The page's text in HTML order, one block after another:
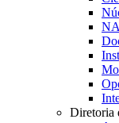
Diretoria